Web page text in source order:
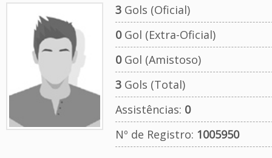
3Gols (Oficial)
0Gol (Extra-Oficial)
0Gol (Amistoso)
3Gols (Total)
Assistências: 0
Nº de Registro: 1005950